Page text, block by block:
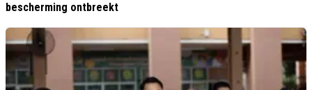
bescherming ontbreekt